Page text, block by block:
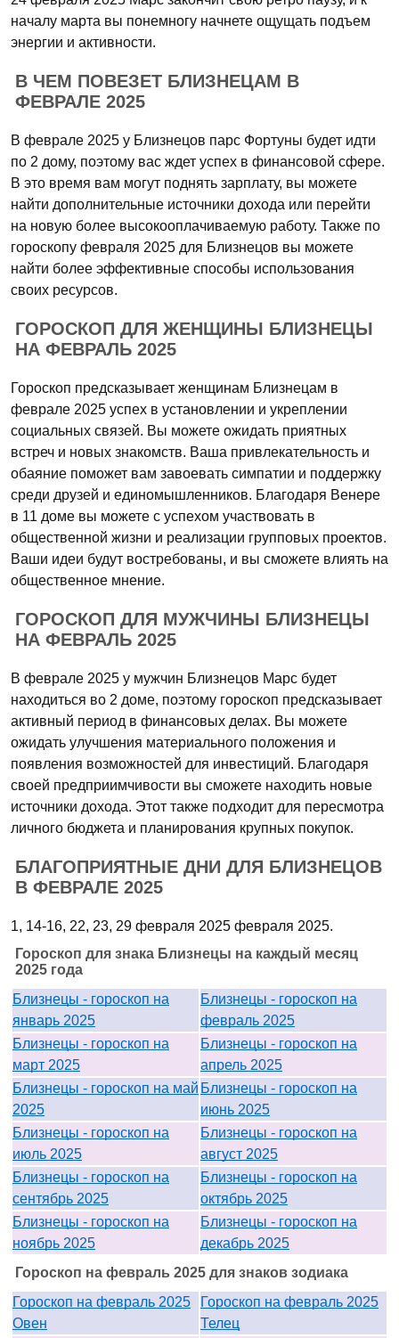
началу марта вы понемногу начнете ощущать подъем
энергии и активности.
В ЧЕМ ПОВЕЗЕТ БЛИЗНЕЦАМ В
ФЕВРАЛЕ 2025
В феврале 2025 у Близнецов парс Фортуны будет идти
по 2 дому, поэтому вас ждет успех в финансовой сфере.
В это время вам могут поднять зарплату, вы можете
найти дополнительные источники дохода или перейти
на новую более высокооплачиваемую работу. Также по
гороскопу февраля 2025 для Близнецов вы можете
найти более эффективные способы использования
своих ресурсов.
ГОРОСКОП ДЛЯ ЖЕНЩИНЫ БЛИЗНЕЦЫ
НА ФЕВРАЛЬ 2025
Гороскоп предсказывает женщинам Близнецам в
феврале 2025 успех в установлении и укреплении
социальных связей. Вы можете ожидать приятных
встреч и новых знакомств. Ваша привлекательность и
обаяние поможет вам завоевать симпатии и поддержку
среди друзей и единомышленников. Благодаря Венере
в 11 доме вы можете с успехом участвовать в
общественной жизни и реализации групповых проектов.
Ваши идеи будут востребованы, и вы сможете влиять на
общественное мнение.
ГОРОСКОП ДЛЯ МУЖЧИНЫ БЛИЗНЕЦЫ
НА ФЕВРАЛЬ 2025
В феврале 2025 у мужчин Близнецов Марс будет
находиться во 2 доме, поэтому гороскоп предсказывает
активный период в финансовых делах. Вы можете
ожидать улучшения материального положения и
появления возможностей для инвестиций. Благодаря
своей предприимчивости вы сможете находить новые
источники дохода. Этот также подходит для пересмотра
личного бюджета и планирования крупных покупок.
БЛАГОПРИЯТНЫЕ ДНИ ДЛЯ БЛИЗНЕЦОВ
В ФЕВРАЛЕ 2025
1, 14-16, 22, 23, 29 февраля 2025 февраля 2025.
Гороскоп для знака Близнецы на каждый месяц
2025 года
Близнецы - гороскоп на
январь 2025
Близнецы - гороскоп на
февраль 2025
Близнецы - гороскоп на
март 2025
Близнецы - гороскоп на
апрель 2025
Близнецы - гороскоп на май
2025
Близнецы - гороскоп на
июнь 2025
Близнецы - гороскоп на
июль 2025
Близнецы - гороскоп на
август 2025
Близнецы - гороскоп на
сентябрь 2025
Близнецы - гороскоп на
октябрь 2025
Близнецы - гороскоп на
ноябрь 2025
Близнецы - гороскоп на
декабрь 2025
Гороскоп на февраль 2025 для знаков зодиака
Гороскоп на февраль 2025
Овен
Гороскоп на февраль 2025
Телец